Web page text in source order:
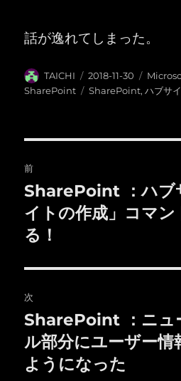
話が逸れてしまった。
投
稿
TAICHI
投
稿
2018-11-30
カ
テ
SharePoint
タ
SharePoint,ハブサ
稿
ナ
ビ
ゲ
ー
シ
ョ
前
前
の
投
SharePoint ：ハブ
イトの作成」コマ
る！
次
次
の
投
SharePoint ：ニュ
ル部分にユーザー情
ようになった